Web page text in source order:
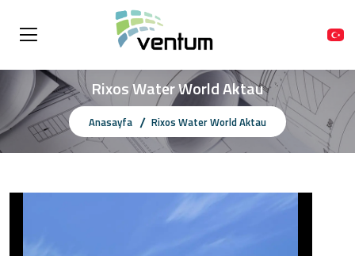
Rixos Water World Aktau
Anasayfa Rixos Water World Aktau